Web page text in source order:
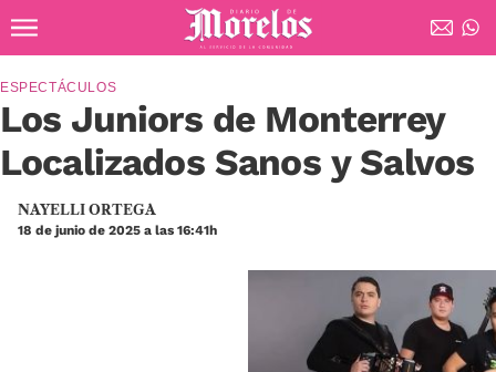
Diario de Morelos
Los Juniors de Monterrey
Localizados Sanos y Salvos
ESPECTÁCULOS
NAYELLI ORTEGA
18 de junio de 2025 a las 16:41h